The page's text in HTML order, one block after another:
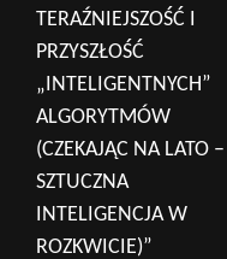
TERAŹNIEJSZOŚĆ I
PRZYSZŁOŚĆ
„INTELIGENTNYCH”
ALGORYTMÓW
(CZEKAJĄC NA LATO –
SZTUCZNA
INTELIGENCJA W
ROZKWICIE)”